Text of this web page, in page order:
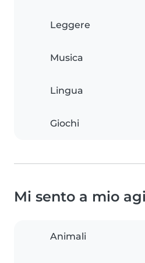
Leggere
Musica
Lingua
Giochi
Mi sento a mio
Animali